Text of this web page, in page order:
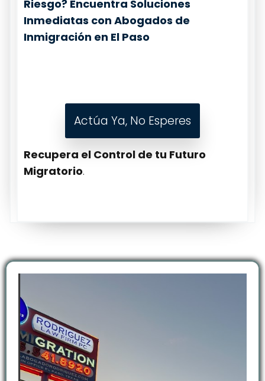
Riesgo? Encuentra Soluciones
Inmediatas con Abogados de
Inmigración en El Paso
Actúa Ya, No Esperes
Recupera el Control de tu Futuro
Migratorio.